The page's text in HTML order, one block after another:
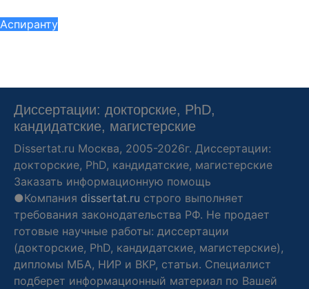
Аспиранту
Диссертации: докторские, PhD,
кандидатские, магистерские
Dissertat.ru Москва, 2005-2026г. Диссертации:
докторские, PhD, кандидатские, магистерские
Заказать информационную помощь
●Компания dissertat.ru строго выполняет
требования законодательства РФ. Не продает
готовые научные работы: диссертации
(докторские, PhD, кандидатские, магистерские),
дипломы МБА, НИР и ВКР, статьи. Специалист
подберет информационный материал по Вашей